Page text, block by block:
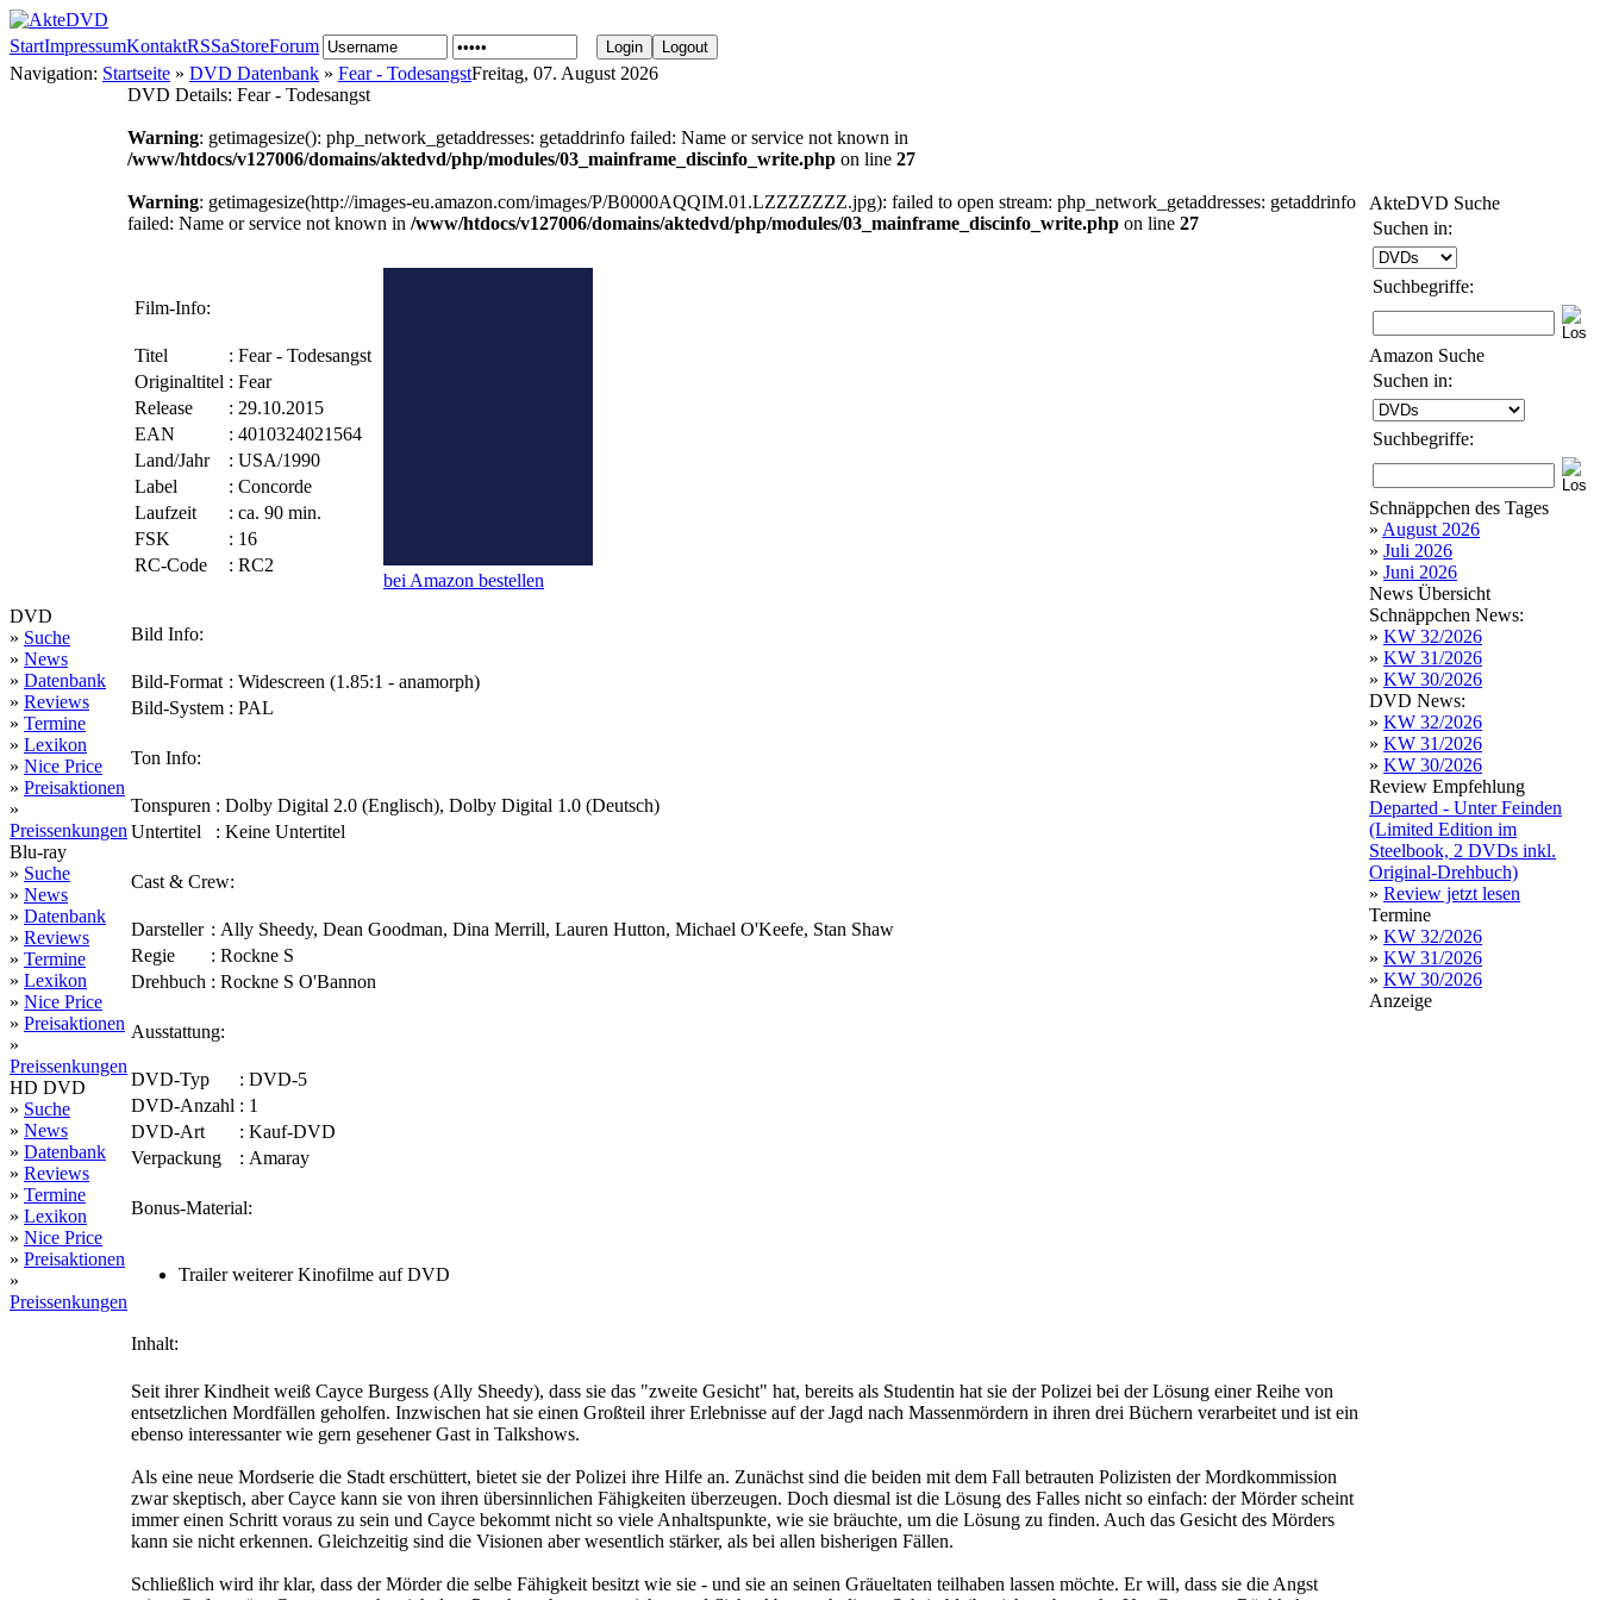
StartImpressumKontaktRSSaStoreForum
Navigation: Startseite » DVD Datenbank » Fear - TodesangstFreitag, 07. August 2026
DVD
» Suche
» News
» Datenbank
» Reviews
» Termine
» Lexikon
» Nice Price
» Preisaktionen
»
Preissenkungen
Blu-ray
» Suche
» News
» Datenbank
» Reviews
» Termine
» Lexikon
» Nice Price
» Preisaktionen
»
Preissenkungen
HD DVD
» Suche
» News
» Datenbank
» Reviews
» Termine
» Lexikon
» Nice Price
» Preisaktionen
»
Preissenkungen
DVD Details: Fear - Todesangst
Warning: getimagesize(): php_network_getaddresses: getaddrinfo failed: Name or service not known in
/www/htdocs/v127006/domains/aktedvd/php/modules/03_mainframe_discinfo_write.php on line 27
Warning: getimagesize(http://images-eu.amazon.com/images/P/B0000AQQIM.01.LZZZZZZZ.jpg): failed to open stream: php_network_getaddresses: getaddrinfo
failed: Name or service not known in /www/htdocs/v127006/domains/aktedvd/php/modules/03_mainframe_discinfo_write.php on line 27
Film-Info:
Titel : Fear - Todesangst
Originaltitel : Fear
Release
: 29.10.2015
EAN
: 4010324021564
Land/Jahr
: USA/1990
Label
: Concorde
Laufzeit
: ca. 90 min.
FSK
: 16
RC-Code
: RC2
bei Amazon bestellen
Bild Info:
Bild-Format : Widescreen (1.85:1 - anamorph)
Bild-System : PAL
Ton Info:
Tonspuren : Dolby Digital 2.0 (Englisch), Dolby Digital 1.0 (Deutsch)
Untertitel
: Keine Untertitel
Cast & Crew:
Darsteller : Ally Sheedy, Dean Goodman, Dina Merrill, Lauren Hutton, Michael O'Keefe, Stan Shaw
Regie
: Rockne S
Drehbuch : Rockne S O'Bannon
Ausstattung:
DVD-Typ : DVD-5
DVD-Anzahl : 1
DVD-Art
: Kauf-DVD
Verpackung
: Amaray
Bonus-Material:
Trailer weiterer Kinofilme auf DVD
Inhalt:
Seit ihrer Kindheit weiß Cayce Burgess (Ally Sheedy), dass sie das "zweite Gesicht" hat, bereits als Studentin hat sie der Polizei bei der Lösung einer Reihe von
entsetzlichen Mordfällen geholfen. Inzwischen hat sie einen Großteil ihrer Erlebnisse auf der Jagd nach Massenmördern in ihren drei Büchern verarbeitet und ist ein
ebenso interessanter wie gern gesehener Gast in Talkshows.
Als eine neue Mordserie die Stadt erschüttert, bietet sie der Polizei ihre Hilfe an. Zunächst sind die beiden mit dem Fall betrauten Polizisten der Mordkommission
zwar skeptisch, aber Cayce kann sie von ihren übersinnlichen Fähigkeiten überzeugen. Doch diesmal ist die Lösung des Falles nicht so einfach: der Mörder scheint
immer einen Schritt voraus zu sein und Cayce bekommt nicht so viele Anhaltspunkte, wie sie bräuchte, um die Lösung zu finden. Auch das Gesicht des Mörders
kann sie nicht erkennen. Gleichzeitig sind die Visionen aber wesentlich stärker, als bei allen bisherigen Fällen.
Schließlich wird ihr klar, dass der Mörder die selbe Fähigkeit besitzt wie sie - und sie an seinen Gräueltaten teilhaben lassen möchte. Er will, dass sie die Angst
AkteDVD Suche
Suchen in:
Suchbegriffe:
Amazon Suche
Suchen in:
Suchbegriffe:
Schnäppchen des Tages
» August 2026
» Juli 2026
» Juni 2026
News Übersicht
Schnäppchen News:
» KW 32/2026
» KW 31/2026
» KW 30/2026
DVD News:
» KW 32/2026
» KW 31/2026
» KW 30/2026
Review Empfehlung
Departed - Unter Feinden
(Limited Edition im
Steelbook, 2 DVDs inkl.
Original-Drehbuch)
» Review jetzt lesen
Termine
» KW 32/2026
» KW 31/2026
» KW 30/2026
Anzeige